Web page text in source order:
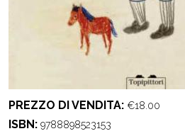
PREZZO DI VENDITA €18.00
ISBN 9788898523153